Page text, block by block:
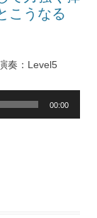
こうなる
奏：Level5
00:00